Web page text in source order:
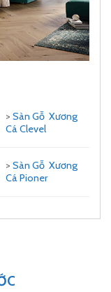
>Sàn Gỗ Xương
Cá Clevel
>Sàn Gỗ Xương
Cá Pioner